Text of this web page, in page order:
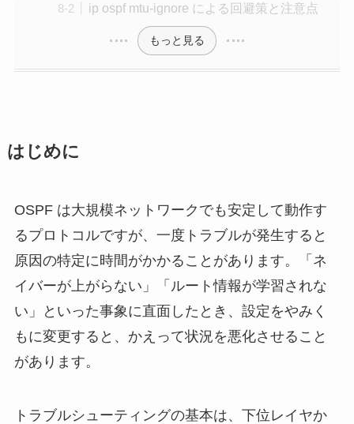
ip ospf mtu-ignore による回避策と注意点
もっと見る
はじめに
OSPF は大規模ネットワークでも安定して動作す
るプロトコルですが、一度トラブルが発生すると
原因の特定に時間がかかることがあります。「ネ
イバーが上がらない」「ルート情報が学習されな
い」といった事象に直面したとき、設定をやみく
もに変更すると、かえって状況を悪化させること
があります。
トラブルシューティングの基本は、下位レイヤか